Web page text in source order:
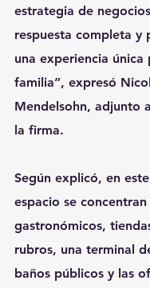
estrategia de
respuesta completa y
una experiencia única
familia”, expresó
Mendelsohn, adjunto
la firma.
Según explicó, en
espacio se
gastronómicos,
rubros, una terminal
baños públicos y las